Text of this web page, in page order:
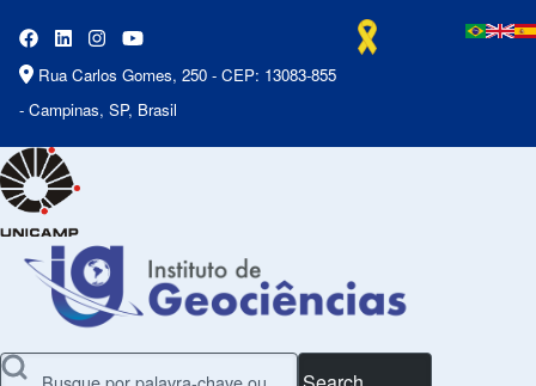
Rua Carlos Gomes, 250 - CEP: 13083-855
- Campinas, SP, Brasil
Search